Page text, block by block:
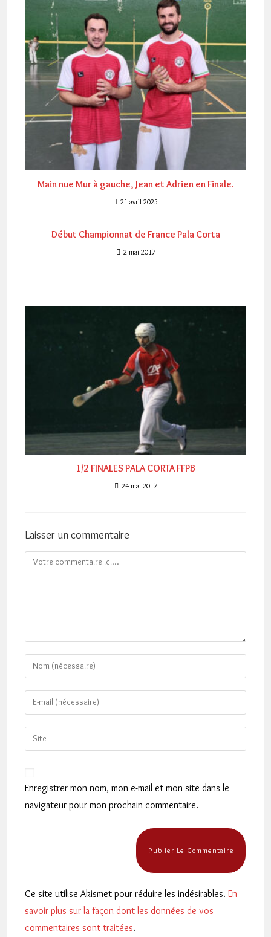
Main nue Mur à gauche, Jean et Adrien en Finale.
21 avril 2025
Début Championnat de France Pala Corta
2 mai 2017
1/2 FINALES PALA CORTA FFPB
24 mai 2017
Laisser un commentaire
Comment
Enter
your
name
comment
Enter
your
email
address
Saisir
l’URL
votre
site
(facultatif)
Enregistrer mon nom, mon e-mail et mon site dans le
navigateur pour mon prochain commentaire.
Ce site utilise Akismet pour réduire les indésirables.En
savoir plus sur la façon dont les données de vos
commentaires sont traitées.